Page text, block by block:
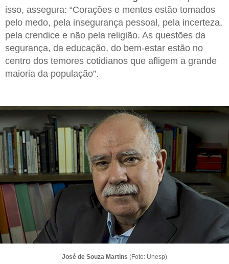
isso, assegura: “Corações e mentes estão tomados
pelo medo, pela insegurança pessoal, pela incerteza,
pela crendice e não pela religião. As questões da
segurança, da educação, do bem-estar estão no
centro dos temores cotidianos que afligem a grande
maioria da população”.
José de Souza Martins (Foto: Unesp)